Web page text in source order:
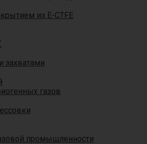
из E-CTFE
захватами
газов
промышленности